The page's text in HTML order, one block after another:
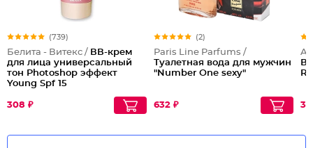
(739)
Белита - Витекс / ВВ-крем
для лица универсальный
тон Photoshop эффект
Young Spf 15
308 ₽
(2)
Paris Line Parfums /
Туалетная вода для мужчин
"Number One sexy"
632 ₽